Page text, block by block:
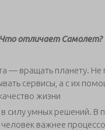
отличает Самолет?
— вращать планету. Не
сервисы, а с их
жизни
силу умных решений. В
важнее